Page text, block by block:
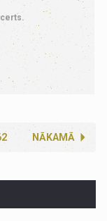
NĀKAMĀ